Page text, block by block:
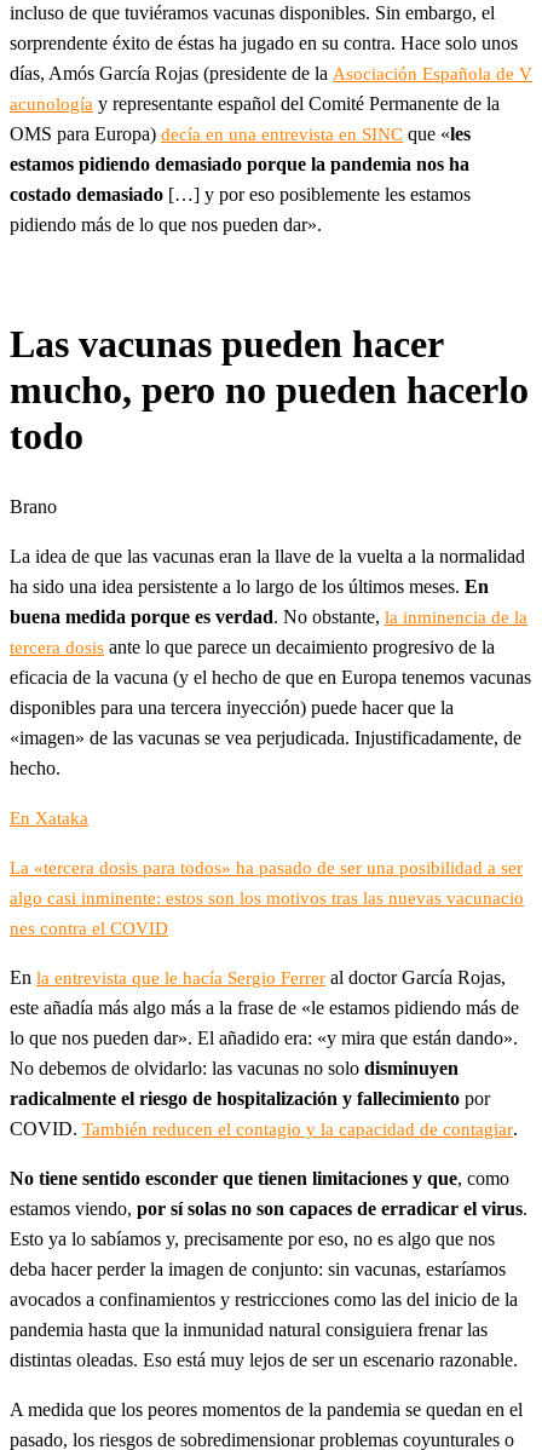
incluso de que tuviéramos vacunas disponibles. Sin embargo, el
sorprendente éxito de éstas ha jugado en su contra. Hace solo unos
días, Amós García Rojas (presidente de la Asociación Española de V
acunología y representante español del Comité Permanente de la
OMS para Europa) decía en una entrevista en SINC que «les
estamos pidiendo demasiado porque la pandemia nos ha
costado demasiado […] y por eso posiblemente les estamos
pidiendo más de lo que nos pueden dar».
Las vacunas pueden hacer
mucho, pero no pueden hacerlo
todo
Brano
La idea de que las vacunas eran la llave de la vuelta a la normalidad
ha sido una idea persistente a lo largo de los últimos meses. En
buena medida porque es verdad. No obstante, la inminencia de la
tercera dosis ante lo que parece un decaimiento progresivo de la
eficacia de la vacuna (y el hecho de que en Europa tenemos vacunas
disponibles para una tercera inyección) puede hacer que la
«imagen» de las vacunas se vea perjudicada. Injustificadamente, de
hecho.
En Xataka
La «tercera dosis para todos» ha pasado de ser una posibilidad a ser
algo casi inminente: estos son los motivos tras las nuevas vacunacio
nes contra el COVID
En la entrevista que le hacía Sergio Ferrer al doctor García Rojas,
este añadía más algo más a la frase de «le estamos pidiendo más de
lo que nos pueden dar». El añadido era: «y mira que están dando».
No debemos de olvidarlo: las vacunas no solo disminuyen
radicalmente el riesgo de hospitalización y fallecimiento por
COVID. También reducen el contagio y la capacidad de contagiar.
No tiene sentido esconder que tienen limitaciones y que, como
estamos viendo, por sí solas no son capaces de erradicar el virus.
Esto ya lo sabíamos y, precisamente por eso, no es algo que nos
deba hacer perder la imagen de conjunto: sin vacunas, estaríamos
avocados a confinamientos y restricciones como las del inicio de la
pandemia hasta que la inmunidad natural consiguiera frenar las
distintas oleadas. Eso está muy lejos de ser un escenario razonable.
A medida que los peores momentos de la pandemia se quedan en el
pasado, los riesgos de sobredimensionar problemas coyunturales o